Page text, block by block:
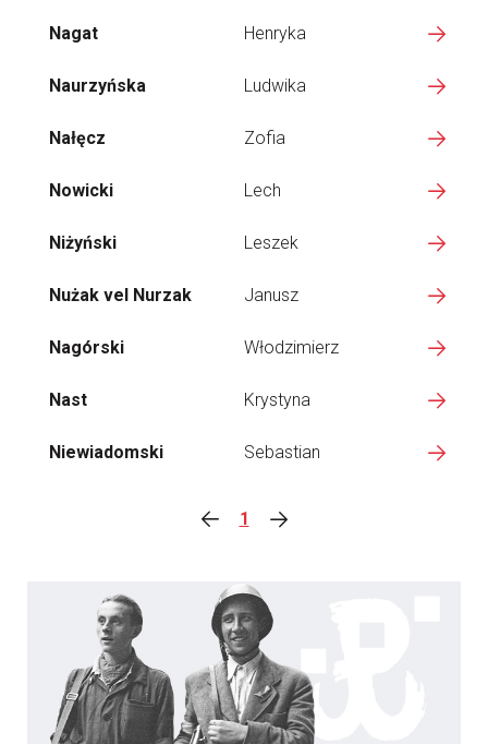
Nagat Henryka
Naurzyńska Ludwika
Nałęcz Zofia
Nowicki Lech
Niżyński Leszek
Nużak vel Nurzak Janusz
Nagórski Włodzimierz
Nast Krystyna
Niewiadomski Sebastian
1